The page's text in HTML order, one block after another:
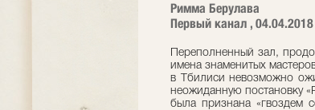
Римма Берулава
Первый канал , 04.04.2018
Переполненный зал,
имена знаменитых
в Тбилиси невозможно
неожиданную постановку
была признана «гвоздем